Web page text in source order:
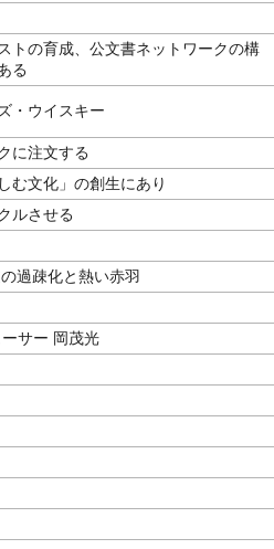
トの育成、公文書ネットワークの構
る
・ウイスキー
に注文する
む文化」の創生にあり
ルさせる
過疎化と熱い赤羽
サー 岡茂光